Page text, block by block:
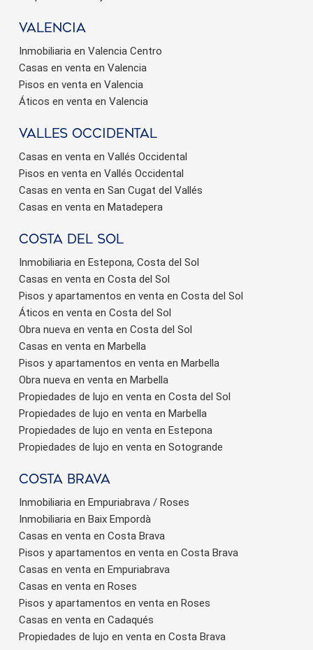
valencia
Inmobiliaria en Valencia Centro
Casas en venta en Valencia
Pisos en venta en Valencia
Áticos en venta en Valencia
valles occidental
Casas en venta en Vallés Occidental
Pisos en venta en Vallés Occidental
Casas en venta en San Cugat del Vallés
Casas en venta en Matadepera
Costa del sol
Inmobiliaria en Estepona, Costa del Sol
Casas en venta en Costa del Sol
Pisos y apartamentos en venta en Costa del Sol
Áticos en venta en Costa del Sol
Obra nueva en venta en Costa del Sol
Casas en venta en Marbella
Pisos y apartamentos en venta en Marbella
Obra nueva en venta en Marbella
Propiedades de lujo en venta en Costa del Sol
Propiedades de lujo en venta en Marbella
Propiedades de lujo en venta en Estepona
Propiedades de lujo en venta en Sotogrande
Costa brava
Inmobiliaria en Empuriabrava / Roses
Inmobiliaria en Baix Empordà
Casas en venta en Costa Brava
Pisos y apartamentos en venta en Costa Brava
Casas en venta en Empuriabrava
Casas en venta en Roses
Pisos y apartamentos en venta en Roses
Casas en venta en Cadaqués
Propiedades de lujo en venta en Costa Brava